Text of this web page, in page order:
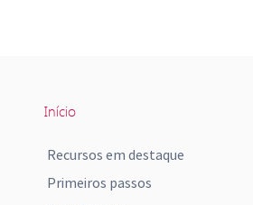
Início
Recursos em destaque
Primeiros passos